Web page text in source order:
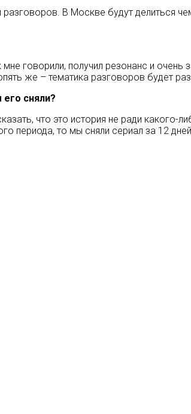
В Москве будут делиться
говорили, получил резонанс и
же – тематика разговоров будет
сняли?
что это история не ради какого-
периода, то мы сняли сериал за 12